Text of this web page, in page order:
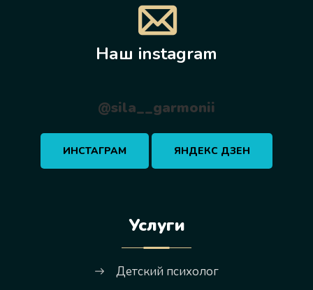
Наш instagram
@sila__garmonii
ИНСТАГРАМ ЯНДЕКС ДЗЕН
Услуги
Детский психолог